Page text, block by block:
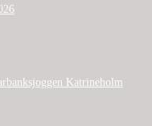
Katrineholm